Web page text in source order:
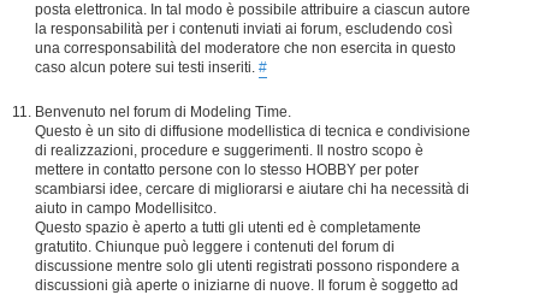
posta elettronica. In tal modo è possibile attribuire a ciascun autore
la responsabilità per i contenuti inviati ai forum, escludendo così
una corresponsabilità del moderatore che non esercita in questo
caso alcun potere sui testi inseriti. #
Benvenuto nel forum di Modeling Time.
Questo è un sito di diffusione modellistica di tecnica e condivisione
di realizzazioni, procedure e suggerimenti. Il nostro scopo è
mettere in contatto persone con lo stesso HOBBY per poter
scambiarsi idee, cercare di migliorarsi e aiutare chi ha necessità di
aiuto in campo Modellisitco.
Questo spazio è aperto a tutti gli utenti ed è completamente
gratutito. Chiunque può leggere i contenuti del forum di
discussione mentre solo gli utenti registrati possono rispondere a
discussioni già aperte o iniziarne di nuove. Il forum è soggetto ad